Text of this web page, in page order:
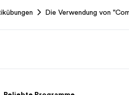
Die Verwendung von